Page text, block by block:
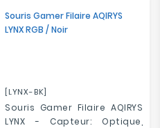
Souris Gamer Filaire AQIRYS
LYNX RGB / Noir
[LYNX-BK]
Souris Gamer Filaire AQIRYS
LYNX - Capteur: Optique,